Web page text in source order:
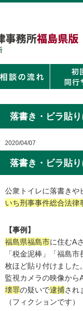
落書き・ビラ貼
2020/04/07
落書き・ビラ貼
公衆トイレに落書きや
いち刑事事件総合法律
【事例】
福島県福島市に住むA
「税金泥棒」「福島
枚ほど貼り付けました。
監視カメラの映像から
壊罪の疑いで逮捕され
（フィクションです）